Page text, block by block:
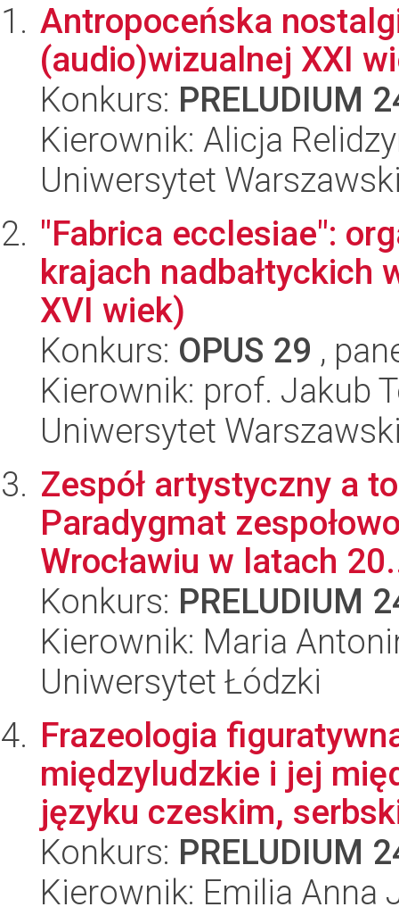
Antropoceńska
(audio)wizualnej XXI
Konkurs: PRELUDIUM
Kierownik: Alicja
Uniwersytet
"Fabrica ecclesiae":
krajach nadbałtyckich
XVI wiek)
Konkurs: OPUS 29 ,
Kierownik: prof. Jakub
Uniwersytet
Zespół artystyczny a
Paradygmat
Wrocławiu w latach
Konkurs: PRELUDIUM
Kierownik: Maria
Uniwersytet Łódzki
Frazeologia
międzyludzkie i jej
języku czeskim,
Konkurs: PRELUDIUM
Kierownik: Emilia Anna